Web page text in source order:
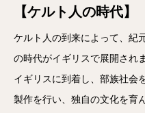
【ケルト人の時代】
ケルト人の到来によって、紀
の時代がイギリスで展開され
イギリスに到着し、部族社会
製作を行い、独自の文化を育